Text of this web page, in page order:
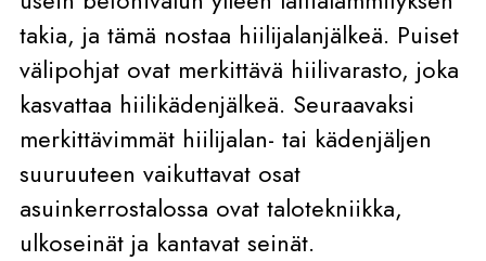
takia, ja tämä nostaa hiilijalanjälkeä. Puiset
välipohjat ovat merkittävä hiilivarasto, joka
kasvattaa hiilikädenjälkeä. Seuraavaksi
merkittävimmät hiilijalan- tai kädenjäljen
suuruuteen vaikuttavat osat
asuinkerrostalossa ovat talotekniikka,
ulkoseinät ja kantavat seinät.